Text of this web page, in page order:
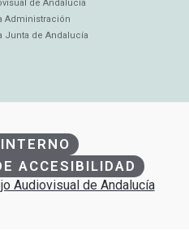
de Andalucía
Administración
Junta de Andalucía
ACCESIBILIDAD
Audiovisual de Andalucía